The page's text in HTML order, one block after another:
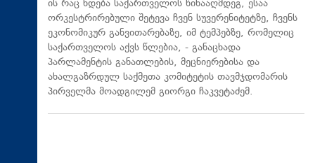
ის რაც ხდება საქართველოს წინააღმდეგ, ესაა
ორკესტრირებული შეტევა ჩვენ სუვერენიტეტზე, ჩვენს
ეკონომიკურ განვითარებაზე, იმ ტემპებზე, რომელიც
საქართველოს აქვს წლებია, - განაცხადა
პარლამენტის განათლების, მეცნიერებისა და
ახალგაზრდულ საქმეთა კომიტეტის თავმჯდომარის
პირველმა მოადგილემ გიორგი ჩაკვეტაძემ.